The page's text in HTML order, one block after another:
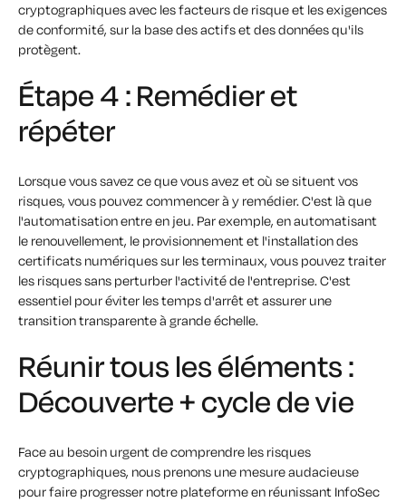
cryptographiques avec les facteurs de risque et les exigences
de conformité, sur la base des actifs et des données qu'ils
protègent.
Étape 4 : Remédier et
répéter
Lorsque vous savez ce que vous avez et où se situent vos
risques, vous pouvez commencer à y remédier. C'est là que
l'automatisation entre en jeu. Par exemple, en automatisant
le renouvellement, le provisionnement et l'installation des
certificats numériques sur les terminaux, vous pouvez traiter
les risques sans perturber l'activité de l'entreprise. C'est
essentiel pour éviter les temps d'arrêt et assurer une
transition transparente à grande échelle.
Réunir tous les éléments :
Découverte + cycle de vie
Face au besoin urgent de comprendre les risques
cryptographiques, nous prenons une mesure audacieuse
pour faire progresser notre plateforme en réunissant InfoSec